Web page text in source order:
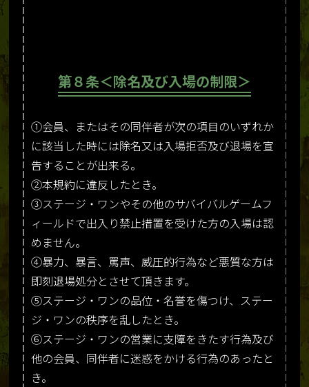
第８条＜除名及び入場の制限＞
①会員、またはその同伴者が次の項目のいずれか
に該当した時には除名又は入場拒否及び退場を宣
告することが出来る。
②本規約に違反したとき。
③ステージ・ワンやその他のサバイバルゲームフ
ィールドで出入り禁止措置を受けた方の入場は認
めません。
④暴力、暴言、罵声、威圧的行為など悪質な方は
即刻退場処分とさせて頂きます。
⑤ステージ・ワンの品位・名誉を傷つけ、ステー
ジ・ワンの秩序を乱したとき。
⑥ステージ・ワンの営業に支障をきたす行為及び
他の会員、同伴者に迷惑をかける行為のあったと
き。